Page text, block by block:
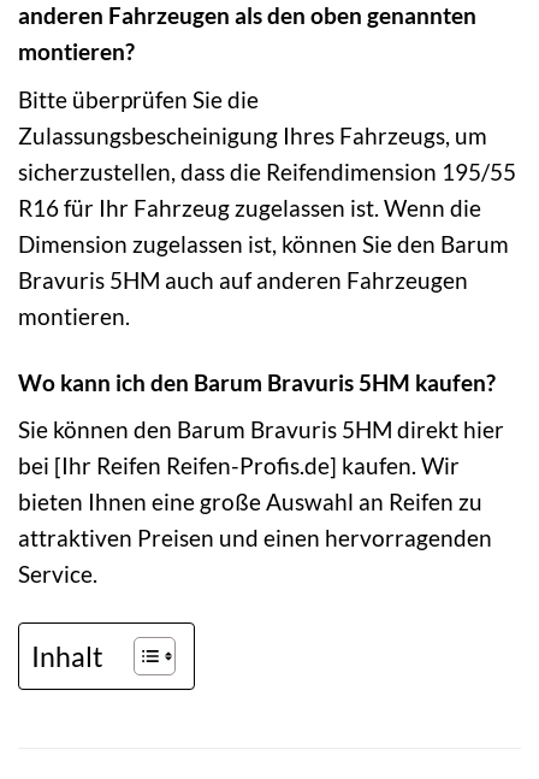
anderen Fahrzeugen als den oben genannten
montieren?
Bitte überprüfen Sie die
Zulassungsbescheinigung Ihres Fahrzeugs, um
sicherzustellen, dass die Reifendimension 195/55
R16 für Ihr Fahrzeug zugelassen ist. Wenn die
Dimension zugelassen ist, können Sie den Barum
Bravuris 5HM auch auf anderen Fahrzeugen
montieren.
Wo kann ich den Barum Bravuris 5HM kaufen?
Sie können den Barum Bravuris 5HM direkt hier
bei [Ihr Reifen Reifen-Profis.de] kaufen. Wir
bieten Ihnen eine große Auswahl an Reifen zu
attraktiven Preisen und einen hervorragenden
Service.
Inhalt